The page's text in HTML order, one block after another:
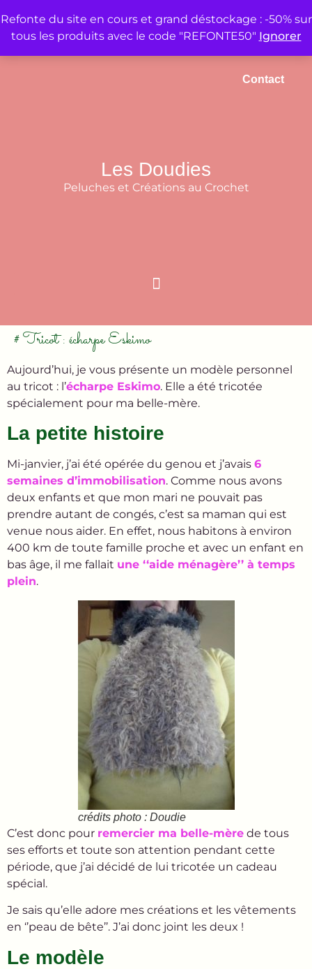
Refonte du site en cours et grand déstockage : -50% sur
tous les produits avec le code "REFONTE50" Ignorer
Contact
Les Doudies
Peluches et Créations au Crochet
# Tricot : écharpe Eskimo
Aujourd’hui, je vous présente un modèle personnel
au tricot : l’écharpe Eskimo. Elle a été tricotée
spécialement pour ma belle-mère.
La petite histoire
Mi-janvier, j’ai été opérée du genou et j’avais 6
semaines d’immobilisation. Comme nous avons
deux enfants et que mon mari ne pouvait pas
prendre autant de congés, c’est sa maman qui est
venue nous aider. En effet, nous habitons à environ
400 km de toute famille proche et avec un enfant en
bas âge, il me fallait une ‘‘aide ménagère’’ à temps
plein.
crédits photo : Doudie
C’est donc pour remercier ma belle-mère de tous
ses efforts et toute son attention pendant cette
période, que j’ai décidé de lui tricotée un cadeau
spécial.
Je sais qu’elle adore mes créations et les vêtements
en ‘’peau de bête’’. J’ai donc joint les deux !
Le modèle